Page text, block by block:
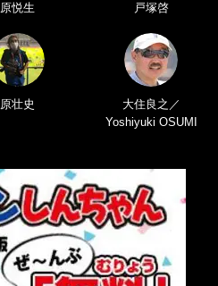
原悦生 戸塚啓
原壮史
大住良之／
Yoshiyuki OSUMI